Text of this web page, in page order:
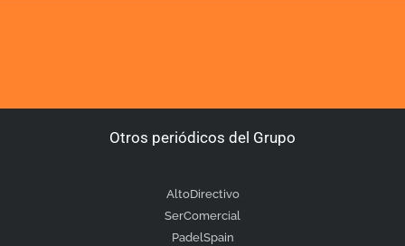
Otros periódicos del Grupo
AltoDirectivo
SerComercial
PadelSpain